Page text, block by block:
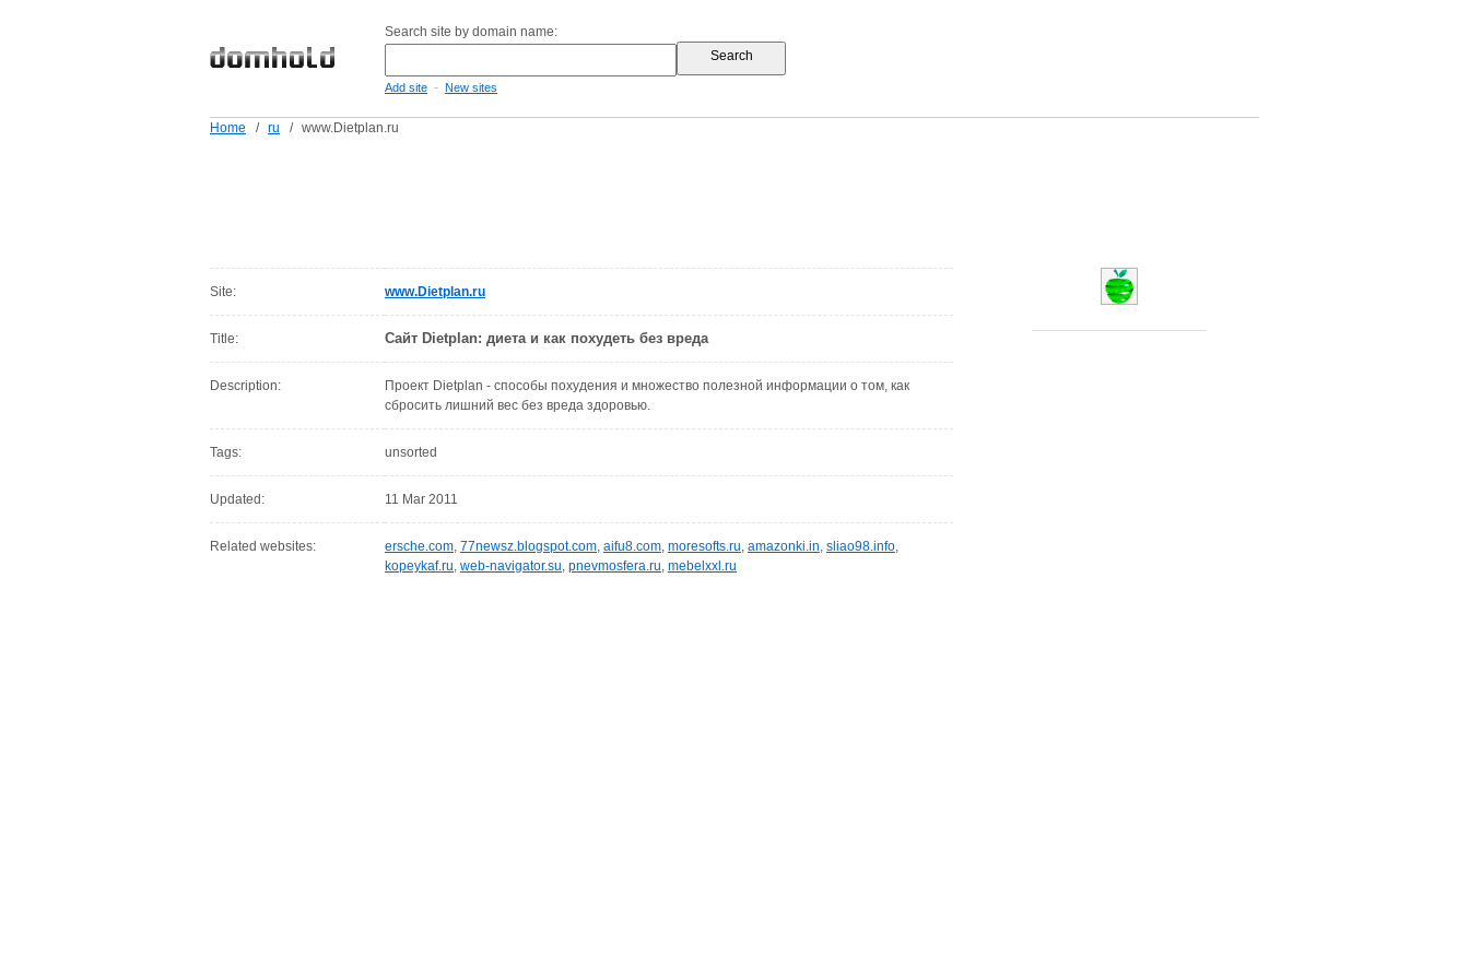
Search site by domain name:
Add site - New sites
Home / ru / www.Dietplan.ru
Site: www.Dietplan.ru
Title: Сайт Dietplan: диета и как похудеть без вреда
Description:
Проект Dietplan - способы похудения и множество полезной информации о том, как
сбросить лишний вес без вреда здоровью.
Tags: unsorted
Updated: 11 Mar 2011
Related websites: ersche.com, 77newsz.blogspot.com, aifu8.com, moresofts.ru, amazonki.in, sliao98.info,
kopeykaf.ru, web-navigator.su, pnevmosfera.ru, mebelxxl.ru